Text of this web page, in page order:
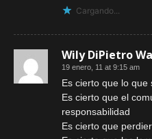
Cargando...
Wily DiPietro
19 enero, 11 at 9:15 am
Es cierto que lo que
Es cierto que el
responsabilidad
Es cierto que